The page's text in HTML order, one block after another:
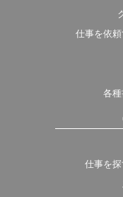
仕事を依頼
各種
仕事を探